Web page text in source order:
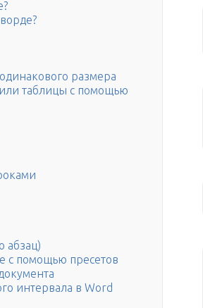
размера
таблицы с помощью
абзац)
с помощью пресетов
интервала в Word